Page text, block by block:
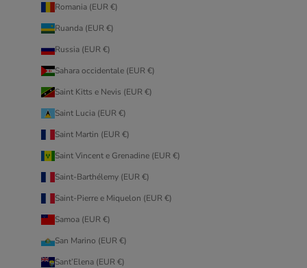
Romania (EUR €)
Ruanda (EUR €)
Russia (EUR €)
Sahara occidentale (EUR €)
Saint Kitts e Nevis (EUR €)
Saint Lucia (EUR €)
Saint Martin (EUR €)
Saint Vincent e Grenadine (EUR €)
Saint-Barthélemy (EUR €)
Saint-Pierre e Miquelon (EUR €)
Samoa (EUR €)
San Marino (EUR €)
Sant’Elena (EUR €)